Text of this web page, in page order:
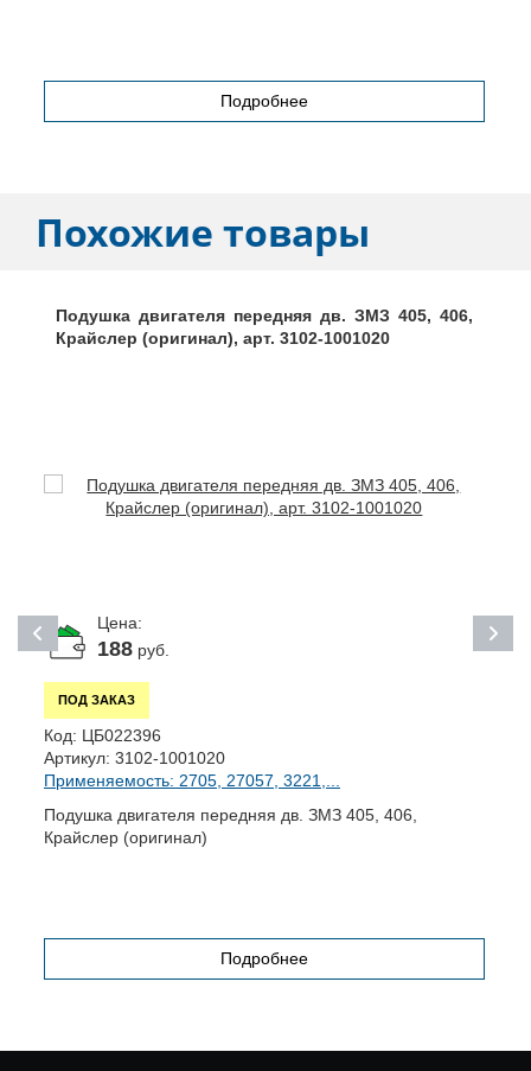
Подробнее
Похожие товары
Подушка двигателя передняя дв. ЗМЗ 405, 406,
Крайслер (оригинал), арт. 3102-1001020
Цена:
188руб.
ПОД ЗАКАЗ
Код: ЦБ022396
Артикул: 3102-1001020
Применяемость: 2705, 27057, 3221,...
Подушка двигателя передняя дв. ЗМЗ 405, 406,
Крайслер (оригинал)
Подробнее